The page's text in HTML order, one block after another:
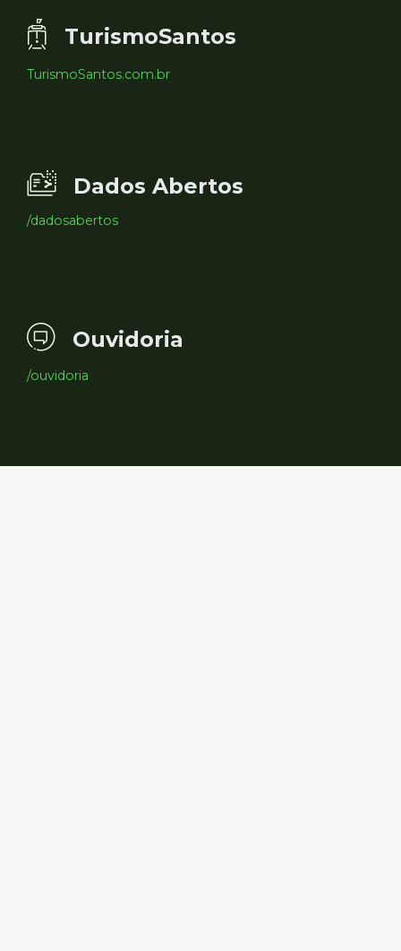
TurismoSantos
TurismoSantos.com.br
Dados Abertos
/dadosabertos
Ouvidoria
/ouvidoria